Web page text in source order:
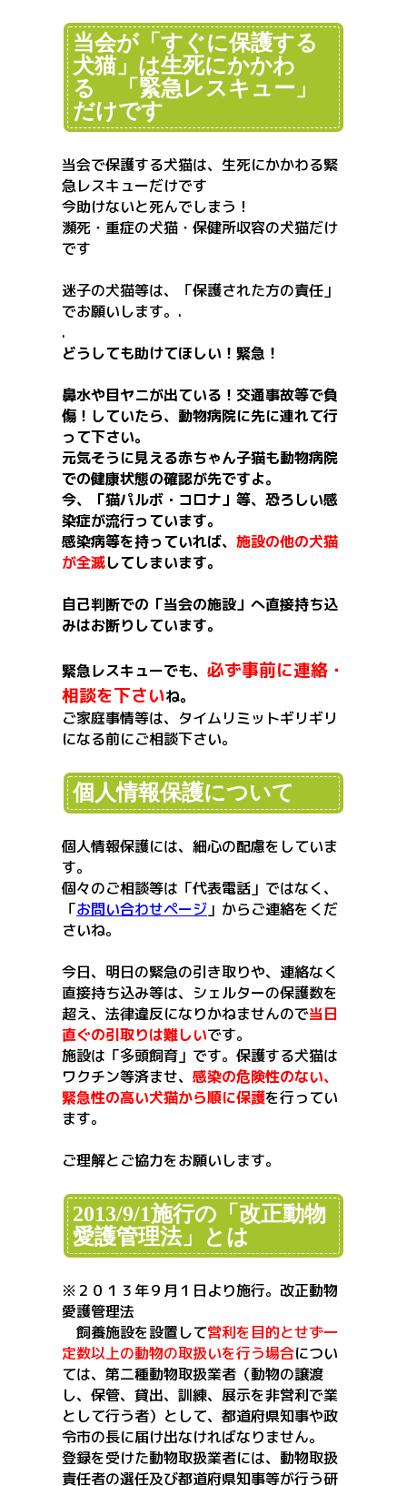
当会が「すぐに保護する
犬猫」は生死にかかわ
る 「緊急レスキュー」
だけです
当会で保護する犬猫は、生死にかかわる緊
急レスキューだけです
今助けないと死んでしまう！
瀕死・重症の犬猫・保健所収容の犬猫だけ
です
迷子の犬猫等は、「保護された方の責任」
でお願いします。.
.
どうしても助けてほしい！緊急！
鼻水や目ヤニが出ている！交通事故等で負
傷！していたら、動物病院に先に連れて行
って下さい。
元気そうに見える赤ちゃん子猫も動物病院
での健康状態の確認が先ですよ。
今、「猫パルボ・コロナ」等、恐ろしい感
染症が流行っています。
感染病等を持っていれば、 施設の他の犬猫
が全滅してしまいます。
自己判断での「当会の施設」へ直接持ち込
みはお断りしています。
緊急レスキューでも、 必ず事前に連絡・
相談を下さいね。
ご家庭事情等は、タイムリミットギリギリ
になる前にご相談下さい。
個人情報保護について
個人情報保護には、細心の配慮をしていま
す。
個々のご相談等は「代表電話」ではなく、
「お問い合わせページ 」からご連絡をくだ
さいね。
今日、明日の緊急の引き取りや、連絡なく
直接持ち込み等は、シェルターの保護数を
超え、法律違反になりかねませんので当日
直ぐの引取りは難しいです。
施設は「多頭飼育」です。保護する犬猫は
ワクチン等済ませ、 感染の危険性のない、
緊急性の高い犬猫から順に保護を行ってい
ます。
ご理解とご協力をお願いします。
2013/9/1施行の「改正動物
愛護管理法」とは
※２０１３年９月１日より施行。改正動物
愛護管理法
飼養施設を設置して営利を目的とせず一
定数以上の動物の取扱いを行う場合につい
ては、第二種動物取扱業者（動物の譲渡
し、保管、貸出、訓練、展示を非営利で業
として行う者）として、都道府県知事や政
令市の長に届け出なければなりません。
登録を受けた動物取扱業者には、動物取扱
責任者の選任及び都道府県知事等が行う研